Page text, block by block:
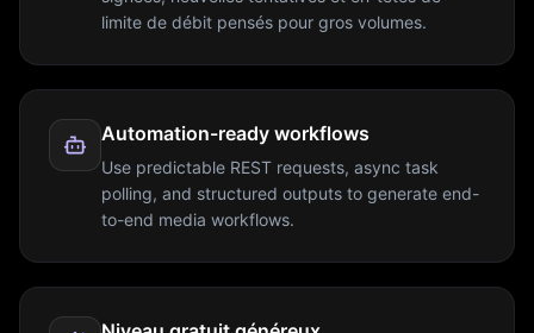
limite de débit pensés pour gros volumes.
Automation-ready workflows
Use predictable REST requests, async task
polling, and structured outputs to generate end-
to-end media workflows.